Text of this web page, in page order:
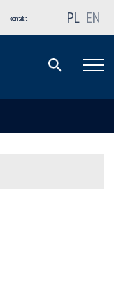
kontakt PL EN